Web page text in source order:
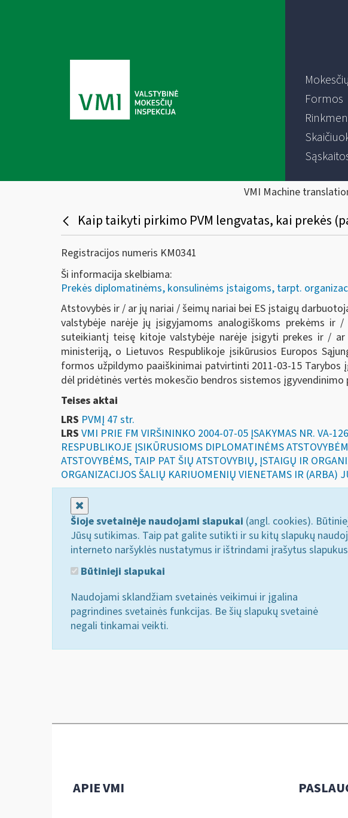
Formos
VMI Machine
Kaip taikyti pirkimo PVM lengvatas, kai prekės
Registracijos numeris KM0341
Ši informacija skelbiama:
Prekės diplomatinėms, konsulinėms įstaigoms, tarpt.
Atstovybės ir / ar jų nariai / šeimų nariai bei ES įstaigų
valstybėje narėje jų įsigyjamoms analogiškoms prekėms
suteikiantį teisę kitoje valstybėje narėje įsigyti prekes ir /
ministeriją, o Lietuvos Respublikoje įsikūrusios Europos
formos užpildymo paaiškinimai patvirtinti 2011-03-15
dėl pridėtinės vertės mokesčio bendros sistemos įgyvendinimo
Teises aktai
LRS PVMĮ 47 str.
LRS VMI PRIE FM VIRŠININKO 2004-07-05 ĮSAKYMAS NR. VA-
RESPUBLIKOJE ĮSIKŪRUSIOMS DIPLOMATINĖMS
ATSTOVYBĖMS, TAIP PAT ŠIŲ ATSTOVYBIŲ, ĮSTAIGŲ IR
ORGANIZACIJOS ŠALIŲ KARIUOMENIŲ VIENETAMS IR (ARBA)
Šioje svetainėje naudojami slapukai (angl. cookies).
Jūsų sutikimas. Taip pat galite sutikti ir su kitų slapukų
interneto naršyklės nustatymus ir ištrindami įrašytus
Būtinieji slapukai
Naudojami sklandžiam svetainės veikimui ir įgalina
pagrindines svetainės funkcijas. Be šių slapukų svetainė
negali tinkamai veikti.
APIE VMI